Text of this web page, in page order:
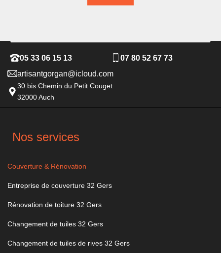
05 33 06 15 13
07 80 52 67 73
artisantgorgan@icloud.com
30 bis Chemin du Petit Couget
32000 Auch
Nos services
Couverture & Rénovation
Entreprise de couverture 32 Gers
Rénovation de toiture 32 Gers
Changement de tuiles 32 Gers
Changement de tuiles de rives 32 Gers